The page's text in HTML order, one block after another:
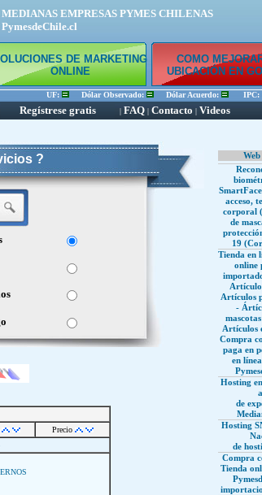
EMPRESAS PYMES CHILENAS
DE MARKETING
ONLINE
COMO
UBICACIÓN EN
UF: Dólar Observado: Dólar Acuerdo: IPC:
Regístrese gratis | FAQ | Contacto | Videos
?
Precio
acceso,
corporal
de
19
Tienda en
online
Artículos
-
Artículos
Compra
paga en
en
Hosting
de
Hosting
de
Compra
Tienda